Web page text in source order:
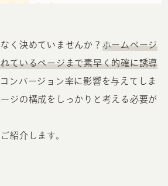
のホームページ制作
イアント専属チームによる戦略会議
バージョン率・UI/UXを高めるデザイン
く決めていませんか？ ホームページ
ているページまで素早く的確に誘導
ンバージョン率に影響を与えてしま
ジの構成をしっかりと考える必要が
紹介します。